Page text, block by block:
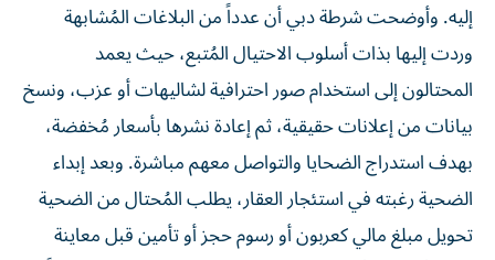
إليه. وأوضحت شرطة دبي أن عدداً من البلاغات المُشابهة
وردت إليها بذات أسلوب الاحتيال المُتبع، حيث يعمد
المحتالون إلى استخدام صور احترافية لشاليهات أو عزب، ونسخ
بيانات من إعلانات حقيقية، ثم إعادة نشرها بأسعار مُخفضة،
بهدف استدراج الضحايا والتواصل معهم مباشرة. وبعد إبداء
الضحية رغبته في استئجار العقار، يطلب المُحتال من الضحية
تحويل مبلغ مالي كعربون أو رسوم حجز أو تأمين قبل معاينة